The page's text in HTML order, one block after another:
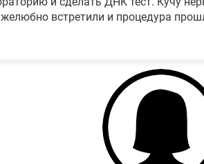
встретили и процедура